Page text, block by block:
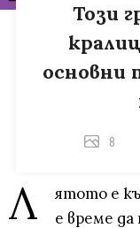
Този
основни
8
Л
ятото е
е време